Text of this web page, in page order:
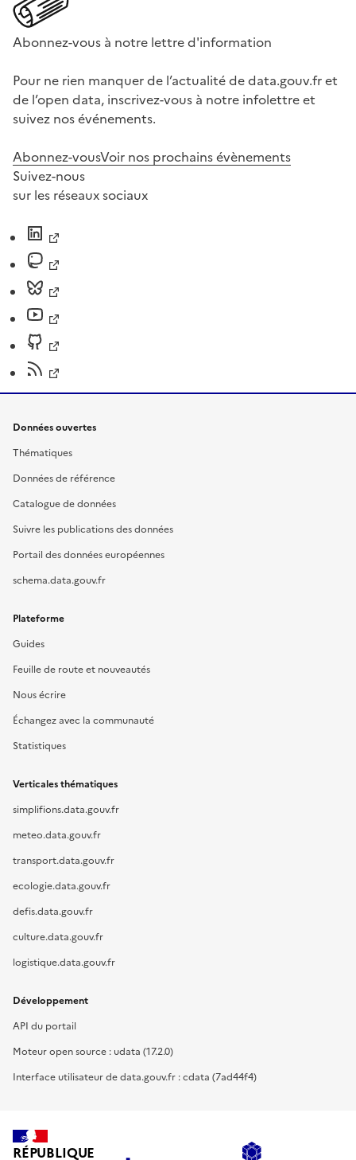
Abonnez-vous à notre lettre d'information
Pour ne rien manquer de l’actualité de data.gouv.fr et
de l’open data, inscrivez-vous à notre infolettre et
suivez nos événements.
Abonnez-vousVoir nos prochains évènements
Suivez-nous
sur les réseaux sociaux
Données ouvertes
Thématiques
Données de référence
Catalogue de données
Suivre les publications des données
Portail des données européennes
schema.data.gouv.fr
Plateforme
Guides
Feuille de route et nouveautés
Nous écrire
Échangez avec la communauté
Statistiques
Verticales thématiques
simplifions.data.gouv.fr
meteo.data.gouv.fr
transport.data.gouv.fr
ecologie.data.gouv.fr
defis.data.gouv.fr
culture.data.gouv.fr
logistique.data.gouv.fr
Développement
API du portail
Moteur open source : udata (17.2.0)
Interface utilisateur de data.gouv.fr : cdata (7ad44f4)
RÉPUBLIQUE